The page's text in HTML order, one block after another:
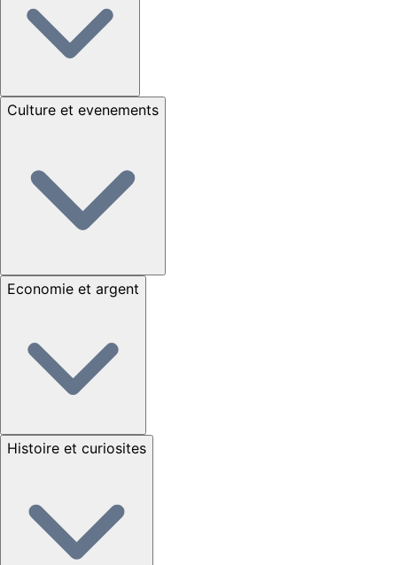
Culture et evenements
Economie et argent
Histoire et curiosites